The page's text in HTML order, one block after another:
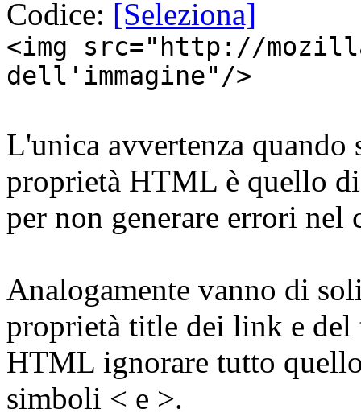
Codice: [Seleziona]
<img src="http://
dell'immagine"/>
L'unica avvertenza
proprietà HTML è quello
per non generare errori nel
Analogamente vanno di
proprietà title dei link e
HTML ignorare tutto
simboli < e >.